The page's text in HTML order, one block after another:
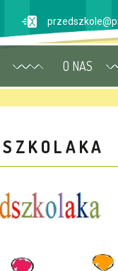
O NAS